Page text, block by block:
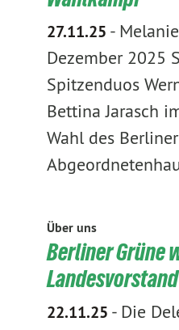
27.11.25 -
Dezember 2025
Spitzenduos
Bettina Jarasch
Wahl des Berliner
Über uns
Berliner Grüne
Landesvorstand
22.11.25 - Die